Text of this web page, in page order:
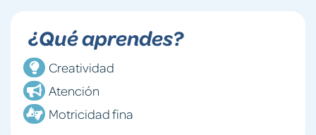
¿Qué aprendes?
Creatividad
Atención
Motricidad fina